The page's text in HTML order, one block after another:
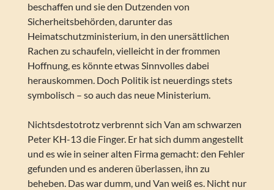
beschaffen und sie den Dutzenden von
Sicherheitsbehörden, darunter das
Heimatschutzministerium, in den unersättlichen
Rachen zu schaufeln, vielleicht in der frommen
Hoffnung, es könnte etwas Sinnvolles dabei
herauskommen. Doch Politik ist neuerdings stets
symbolisch – so auch das neue Ministerium.
Nichtsdestotrotz verbrennt sich Van am schwarzen
Peter KH-13 die Finger. Er hat sich dumm angestellt
und es wie in seiner alten Firma gemacht: den Fehler
gefunden und es anderen überlassen, ihn zu
beheben. Das war dumm, und Van weiß es. Nicht nur